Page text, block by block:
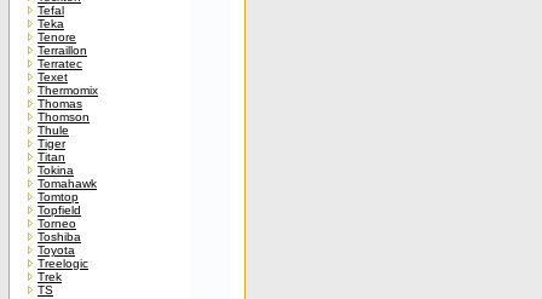
Tefal
Teka
Tenore
Terraillon
Terratec
Texet
Thermomix
Thomas
Thomson
Thule
Tiger
Titan
Tokina
Tomahawk
Tomtop
Topfield
Torneo
Toshiba
Toyota
Treelogic
Trek
TS